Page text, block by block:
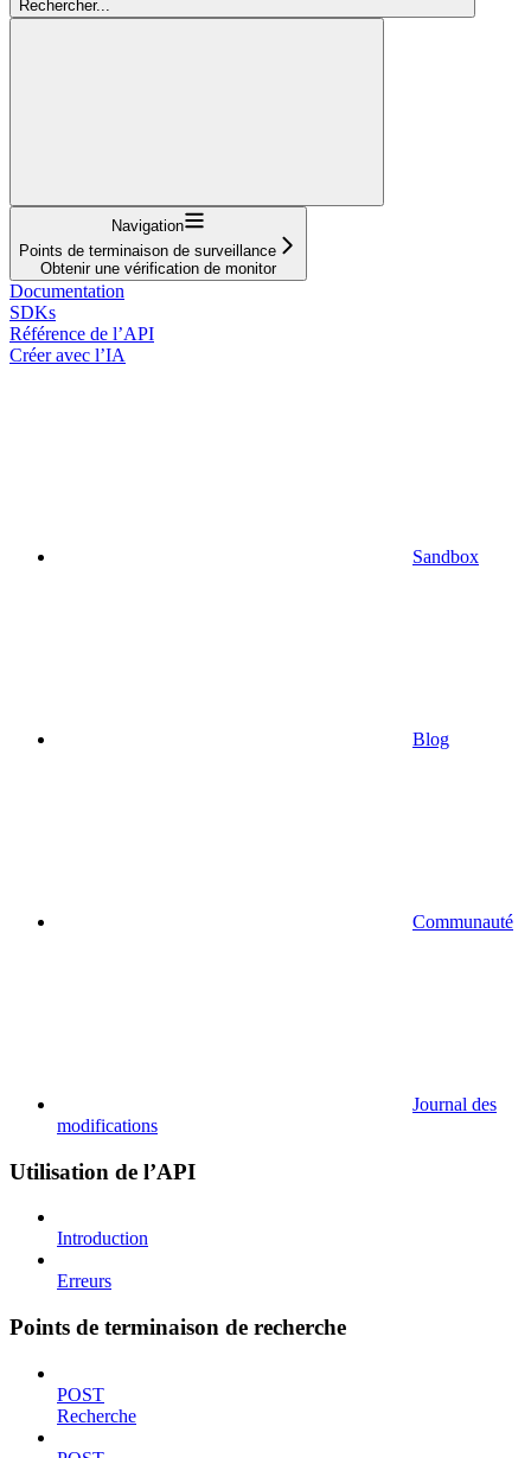
Rechercher...
Navigation
Points de terminaison de surveillance
Obtenir une vérification de monitor
Documentation
SDKs
Référence de l’API
Créer avec l’IA
Sandbox
Blog
Communauté
Journal des
modifications
Utilisation de l’API
Introduction
Erreurs
Points de terminaison de recherche
POST
Recherche